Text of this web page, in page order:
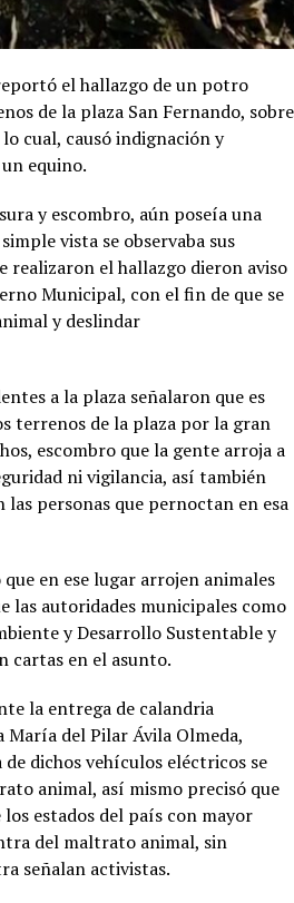
el hallazgo de un potro
de la plaza San Fernando, sobre
cual, causó indignación y
equino.
y escombro, aún poseía una
vista se observaba sus
realizaron el hallazgo dieron aviso
Municipal, con el fin de que se
y deslindar
a la plaza señalaron que es
terrenos de la plaza por la gran
escombro que la gente arroja a
ni vigilancia, así también
las personas que pernoctan en esa
en ese lugar arrojen animales
las autoridades municipales como
y Desarrollo Sustentable y
cartas en el asunto.
la entrega de calandria
del Pilar Ávila Olmeda,
dichos vehículos eléctricos se
animal, así mismo precisó que
estados del país con mayor
del maltrato animal, sin
señalan activistas.